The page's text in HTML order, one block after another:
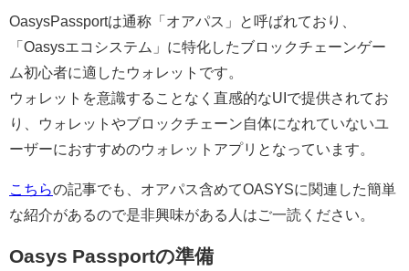
OasysPassportは通称「オアパス」と呼ばれており、
「Oasysエコシステム」に特化したブロックチェーンゲー
ム初心者に適したウォレットです。
ウォレットを意識することなく直感的なUIで提供されてお
り、ウォレットやブロックチェーン自体になれていないユ
ーザーにおすすめのウォレットアプリとなっています。
こちらの記事でも、オアパス含めてOASYSに関連した簡単
な紹介があるので是非興味がある人はご一読ください。
Oasys Passportの準備